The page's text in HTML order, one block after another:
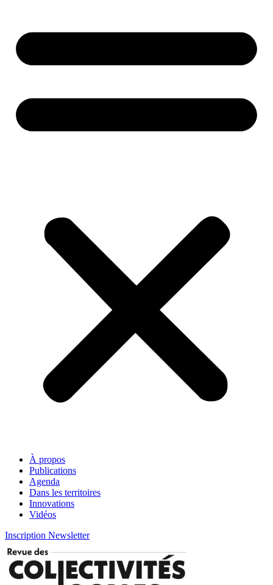
À propos
Publications
Agenda
Dans les territoires
Innovations
Vidéos
Inscription Newsletter